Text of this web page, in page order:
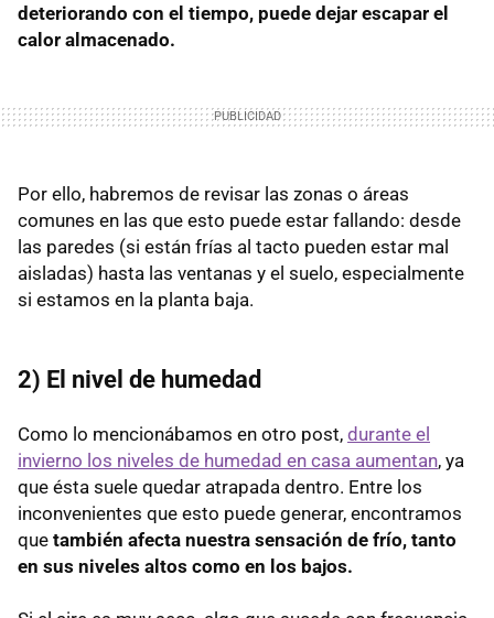
deteriorando con el tiempo, puede dejar escapar el
calor almacenado.
Por ello, habremos de revisar las zonas o áreas
comunes en las que esto puede estar fallando: desde
las paredes (si están frías al tacto pueden estar mal
aisladas) hasta las ventanas y el suelo, especialmente
si estamos en la planta baja.
2) El nivel de humedad
Como lo mencionábamos en otro post, durante el
invierno los niveles de humedad en casa aumentan, ya
que ésta suele quedar atrapada dentro. Entre los
inconvenientes que esto puede generar, encontramos
que también afecta nuestra sensación de frío, tanto
en sus niveles altos como en los bajos.